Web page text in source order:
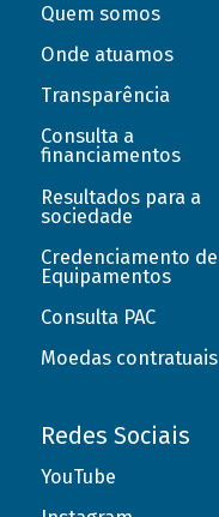
Quem somos
Onde atuamos
Transparência
Consulta a
financiamentos
Resultados para a
sociedade
Credenciamento de
Equipamentos
Consulta PAC
Moedas contratuais
Redes Sociais
YouTube